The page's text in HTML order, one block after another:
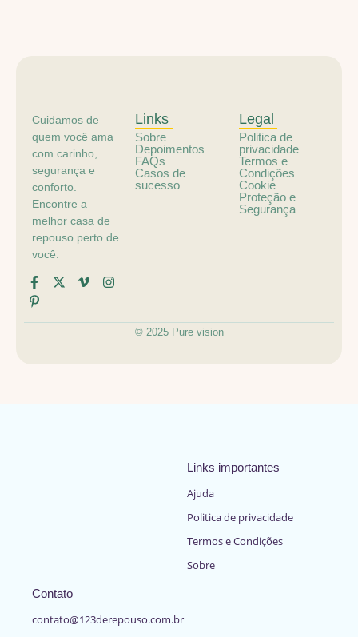
Cuidamos de
quem você ama
com carinho,
segurança e
conforto.
Encontre a
melhor casa de
repouso perto de
você.
Links
Sobre
Depoimentos
FAQs
Casos de
sucesso
Legal
Politica de
privacidade
Termos e
Condições
Cookie
Proteção e
Segurança
© 2025 Pure vision
Links importantes
Ajuda
Politica de privacidade
Termos e Condições
Sobre
Contato
contato@123derepouso.com.br